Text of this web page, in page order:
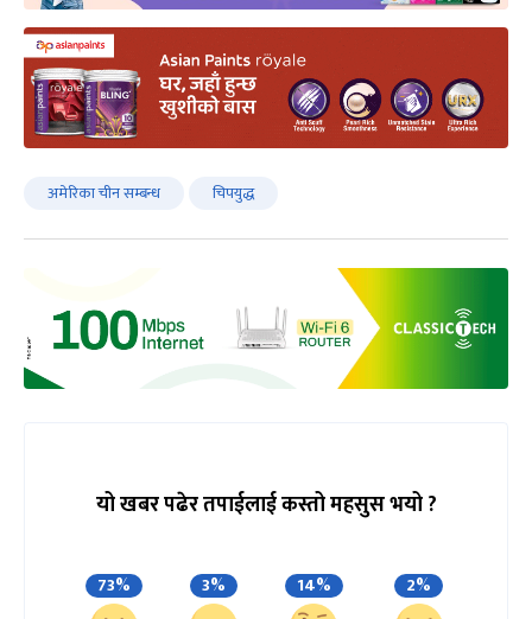
अमेरिका चीन सम्बन्ध चिपयुद्ध
यो खबर पढेर तपाईलाई कस्तो महसुस भयो ?
73% 3% 14% 2%